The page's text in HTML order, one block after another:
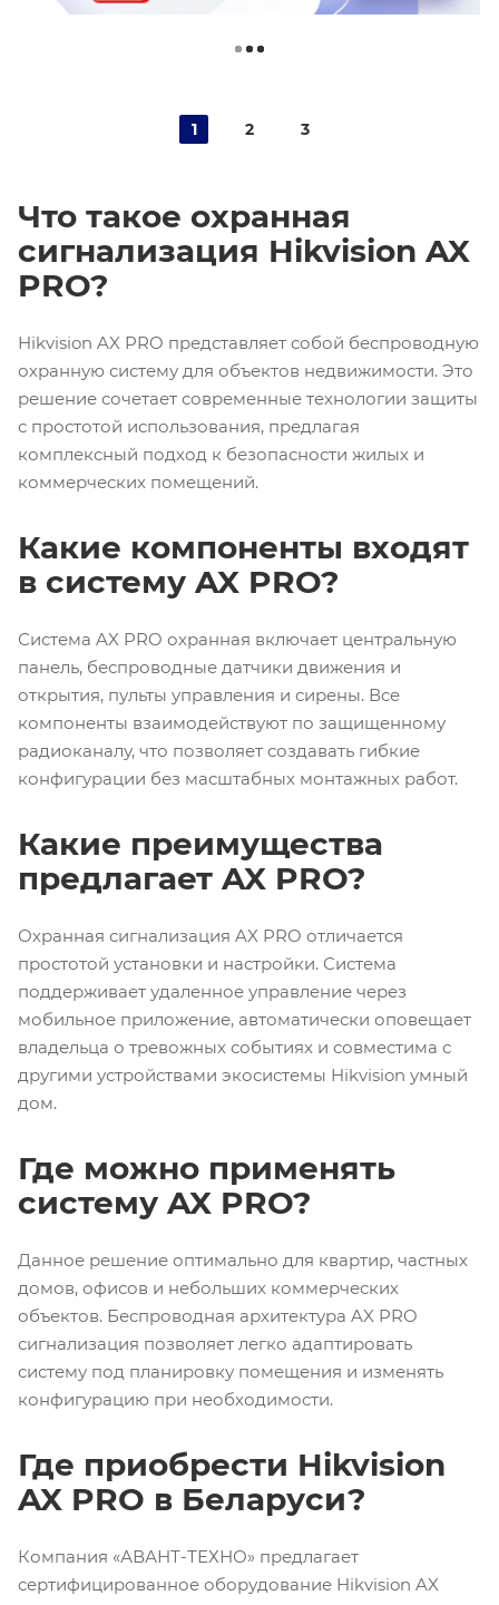
1 2 3
Что такое охранная
сигнализация Hikvision AX
PRO?
Hikvision AX PRO представляет собой беспроводную
охранную систему для объектов недвижимости. Это
решение сочетает современные технологии защиты
с простотой использования, предлагая
комплексный подход к безопасности жилых и
коммерческих помещений.
Какие компоненты входят
в систему AX PRO?
Система AX PRO охранная включает центральную
панель, беспроводные датчики движения и
открытия, пульты управления и сирены. Все
компоненты взаимодействуют по защищенному
радиоканалу, что позволяет создавать гибкие
конфигурации без масштабных монтажных работ.
Какие преимущества
предлагает AX PRO?
Охранная сигнализация AX PRO отличается
простотой установки и настройки. Система
поддерживает удаленное управление через
мобильное приложение, автоматически оповещает
владельца о тревожных событиях и совместима с
другими устройствами экосистемы Hikvision умный
дом.
Где можно применять
систему AX PRO?
Данное решение оптимально для квартир, частных
домов, офисов и небольших коммерческих
объектов. Беспроводная архитектура AX PRO
сигнализация позволяет легко адаптировать
систему под планировку помещения и изменять
конфигурацию при необходимости.
Где приобрести Hikvision
AX PRO в Беларуси?
Компания «АВАНТ-ТЕХНО» предлагает
сертифицированное оборудование Hikvision AX